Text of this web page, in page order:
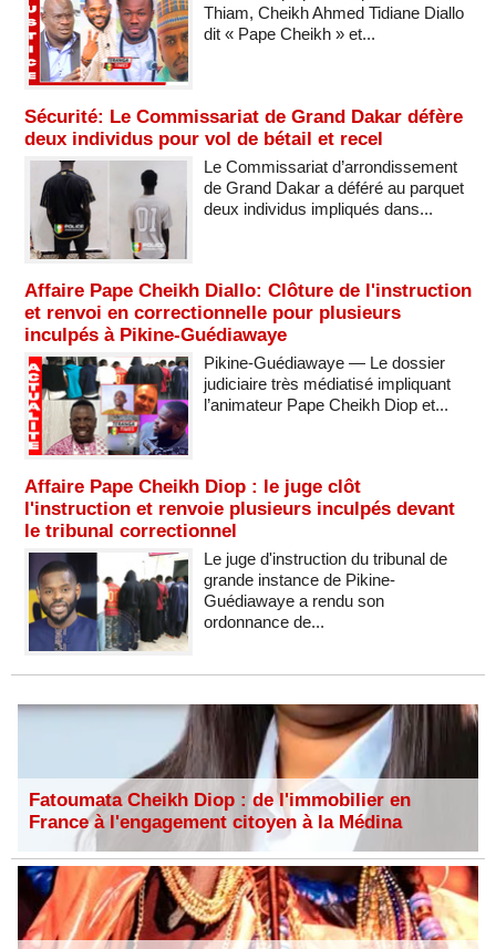
Thiam, Cheikh Ahmed Tidiane Diallo
dit « Pape Cheikh » et...
Sécurité: Le Commissariat de Grand Dakar défère
deux individus pour vol de bétail et recel
Le Commissariat d’arrondissement
de Grand Dakar a déféré au parquet
deux individus impliqués dans...
Affaire Pape Cheikh Diallo: Clôture de l'instruction
et renvoi en correctionnelle pour plusieurs
inculpés à Pikine-Guédiawaye
Pikine-Guédiawaye — Le dossier
judiciaire très médiatisé impliquant
l’animateur Pape Cheikh Diop et...
Affaire Pape Cheikh Diop : le juge clôt
l'instruction et renvoie plusieurs inculpés devant
le tribunal correctionnel
Le juge d'instruction du tribunal de
grande instance de Pikine-
Guédiawaye a rendu son
ordonnance de...
Fatoumata Cheikh Diop : de l'immobilier en
France à l'engagement citoyen à la Médina